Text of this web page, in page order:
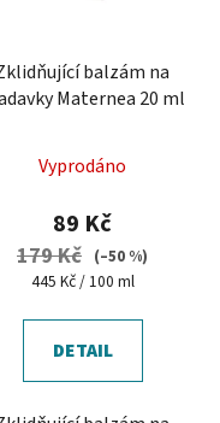
balzám na
Maternea 20 ml
hodnocení
produktu
je
5,0
5
hvězdiček.
Vyprodáno
89 Kč
179 Kč (–50 %)
Měrná
445 Kč / 100 ml
DETAIL